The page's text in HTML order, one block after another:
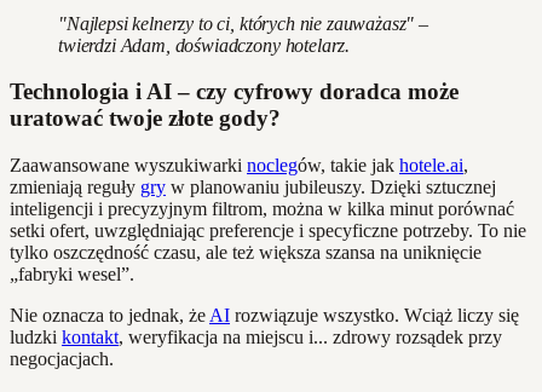
"Najlepsi kelnerzy to ci, których nie zauważasz" –
twierdzi Adam, doświadczony hotelarz.
Technologia i AI – czy cyfrowy doradca może
uratować twoje złote gody?
Zaawansowane wyszukiwarki noclegów, takie jak hotele.ai,
zmieniają reguły gry w planowaniu jubileuszy. Dzięki sztucznej
inteligencji i precyzyjnym filtrom, można w kilka minut porównać
setki ofert, uwzględniając preferencje i specyficzne potrzeby. To nie
tylko oszczędność czasu, ale też większa szansa na uniknięcie
„fabryki wesel”.
Nie oznacza to jednak, że AI rozwiązuje wszystko. Wciąż liczy się
ludzki kontakt, weryfikacja na miejscu i... zdrowy rozsądek przy
negocjacjach.